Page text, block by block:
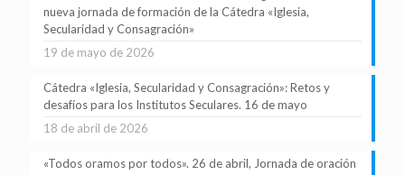
nueva jornada de formación de la Cátedra «Iglesia,
Secularidad y Consagración»
19 de mayo de 2026
Cátedra «Iglesia, Secularidad y Consagración»: Retos y
desafíos para los Institutos Seculares. 16 de mayo
18 de abril de 2026
«Todos oramos por todos». 26 de abril, Jornada de oración